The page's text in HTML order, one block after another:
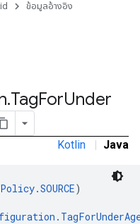
ข้อมูลอ้างอิง
.TagForUnder
Kotlin | Java
)